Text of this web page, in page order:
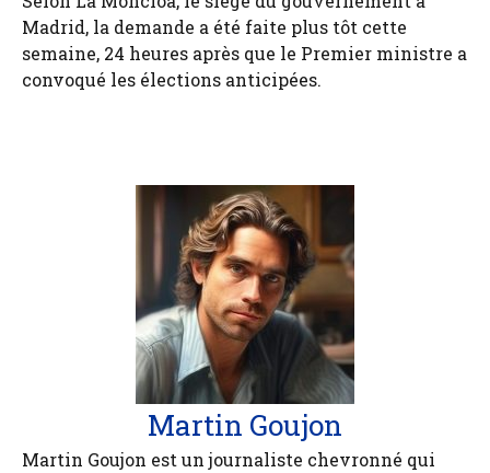
Madrid, la demande a été faite plus tôt cette
semaine, 24 heures après que le Premier ministre a
convoqué les élections anticipées.
Martin Goujon
Martin Goujon est un journaliste chevronné qui